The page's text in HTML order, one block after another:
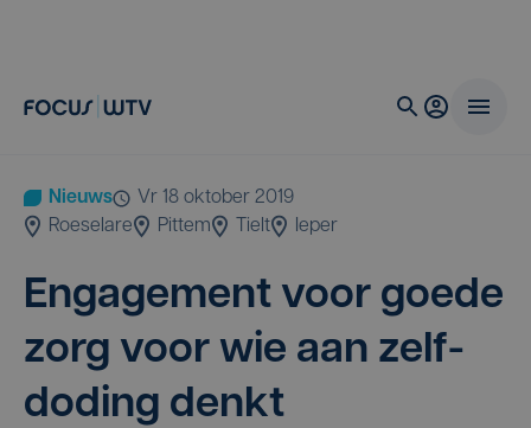
Nieuws
vr 18 oktober 2019
Roeselare
Pittem Tielt Ieper
Enga­ge­ment voor goe­de
zorg voor wie aan zelf­
do­ding denkt